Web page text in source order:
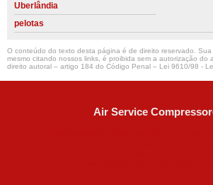
Uberlândia
pelotas
O conteúdo do texto desta página é de direito reservado.
mesmo citando nossos links, é proibida sem a autorização do
direito autoral – artigo 184 do Código Penal – Lei 9610/98 -
Air Service